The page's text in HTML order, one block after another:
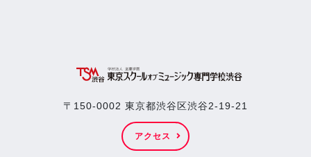
〒150-0002 東京都渋谷区渋谷2-19-21
アクセス